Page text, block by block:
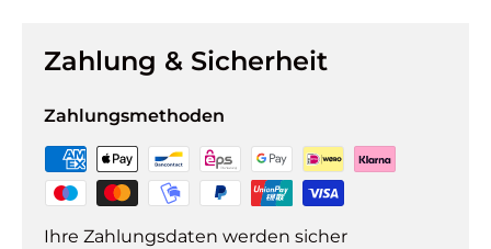
Zahlung & Sicherheit
Zahlungsmethoden
Ihre Zahlungsdaten werden sicher